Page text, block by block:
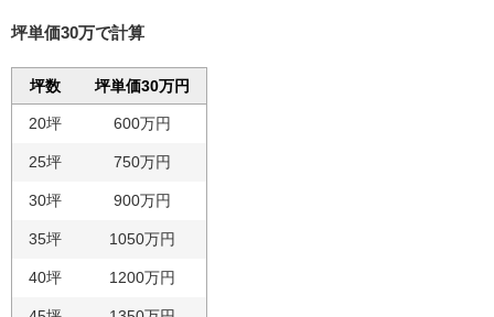
坪単価30万で計算
坪数 坪単価30万円
20坪 600万円
25坪 750万円
30坪 900万円
35坪 1050万円
40坪 1200万円